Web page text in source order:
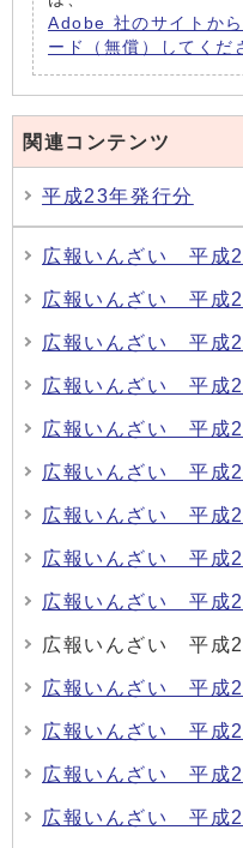
Adobe 社のサイトか
ード（無償）してくだ
関連コンテンツ
平成23年発行分
広報いんざい 平成
広報いんざい 平成
広報いんざい 平成
広報いんざい 平成
広報いんざい 平成
広報いんざい 平成
広報いんざい 平成
広報いんざい 平成
広報いんざい 平成
広報いんざい 平成
広報いんざい 平成
広報いんざい 平成
広報いんざい 平成
広報いんざい 平成